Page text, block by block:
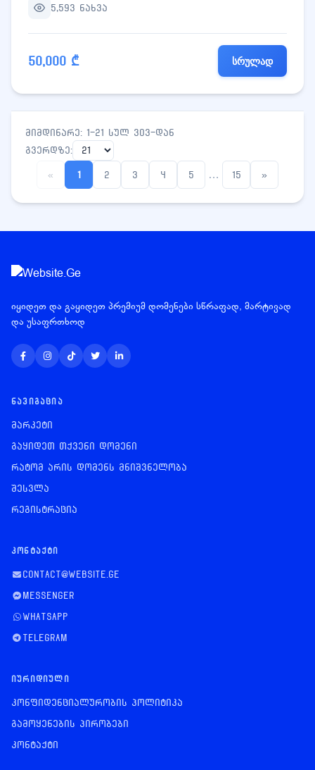
5,593 ნახვა
50,000 ₾ სრულად
მიმდინარე: 1-21 სულ 303-დან
გვერდზე:
« 1 2 3 4 5 … 15 »
იყიდეთ და გაყიდეთ პრემიუმ დომენები სწრაფად, მარტივად
და უსაფრთხოდ
ᲜᲐᲕᲘᲒᲐᲪᲘᲐ
მარკეტი
გაყიდეთ თქვენი დომენი
რატომ არის დომენს მნიშვნელობა
შესვლა
რეგისტრაცია
ᲙᲝᲜᲢᲐᲥᲢᲘ
contact@website.ge
Messenger
WhatsApp
Telegram
ᲘᲣᲠᲘᲓᲘᲣᲚᲘ
კონფიდენციალურობის პოლიტიკა
გამოყენების პირობები
კონტაქტი